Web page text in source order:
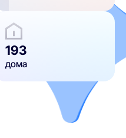
193
дома